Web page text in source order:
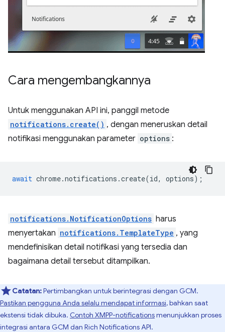
Cara mengembangkannya
Untuk menggunakan API ini, panggil metode
notifications.create() , dengan meneruskan detail
notifikasi menggunakan parameter options :
await chrome.notifications .create(id, options);
notifications.NotificationOptions harus
menyertakan notifications.TemplateType , yang
mendefinisikan detail notifikasi yang tersedia dan
bagaimana detail tersebut ditampilkan.
Catatan:Pertimbangkan untuk berintegrasi dengan GCM.
Pastikan pengguna Anda selalu mendapat informasi, bahkan saat
ekstensi tidak dibuka. Contoh XMPP-notificationsmenunjukkan proses
integrasi antara GCM dan Rich Notifications API.